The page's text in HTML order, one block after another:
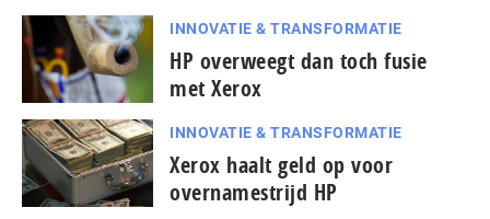
INNOVATIE & TRANSFORMATIE
HP overweegt dan toch fusie
met Xerox
INNOVATIE & TRANSFORMATIE
Xerox haalt geld op voor
overnamestrijd HP